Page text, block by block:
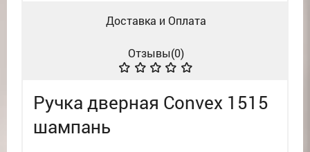
Доставка и Оплата
Отзывы(0)
Ручка дверная Convex 1515
шампань